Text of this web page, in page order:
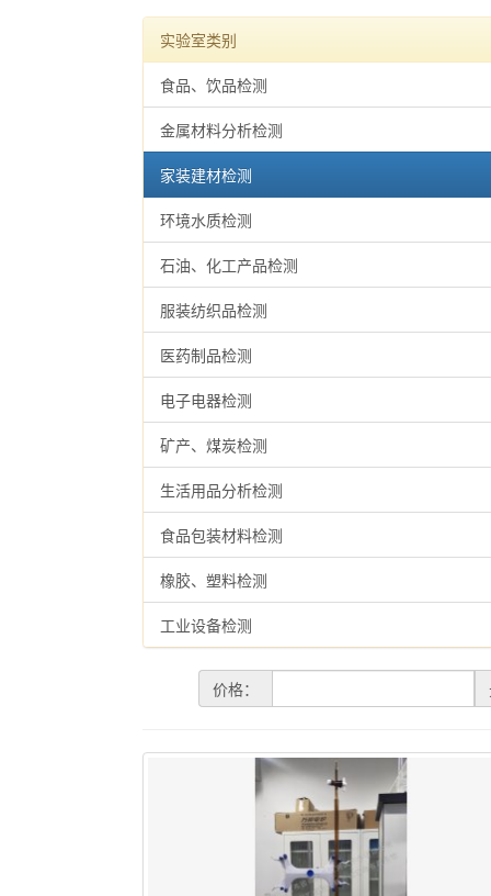
实验室类别
食品、饮品检测
金属材料分析检测
家装建材检测
环境水质检测
石油、化工产品检测
服装纺织品检测
医药制品检测
电子电器检测
矿产、煤炭检测
生活用品分析检测
食品包装材料检测
橡胶、塑料检测
工业设备检测
价格：